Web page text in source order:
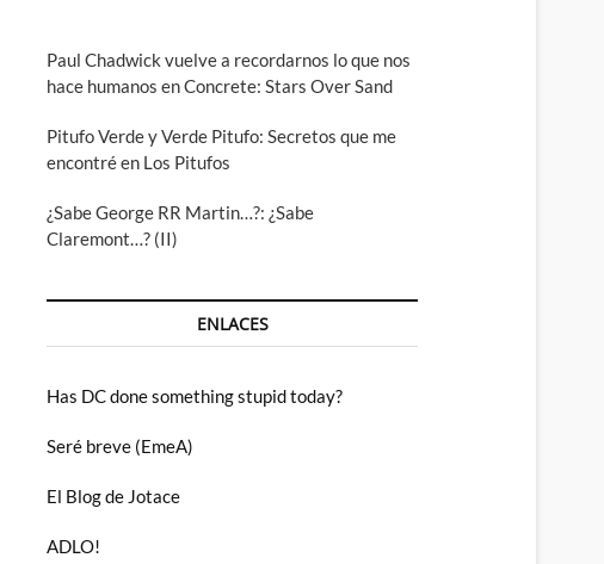
Paul Chadwick vuelve a recordarnos lo que nos
hace humanos en Concrete: Stars Over Sand
Pitufo Verde y Verde Pitufo: Secretos que me
encontré en Los Pitufos
¿Sabe George RR Martin…?: ¿Sabe
Claremont…? (II)
ENLACES
Has DC done something stupid today?
Seré breve (EmeA)
El Blog de Jotace
ADLO!